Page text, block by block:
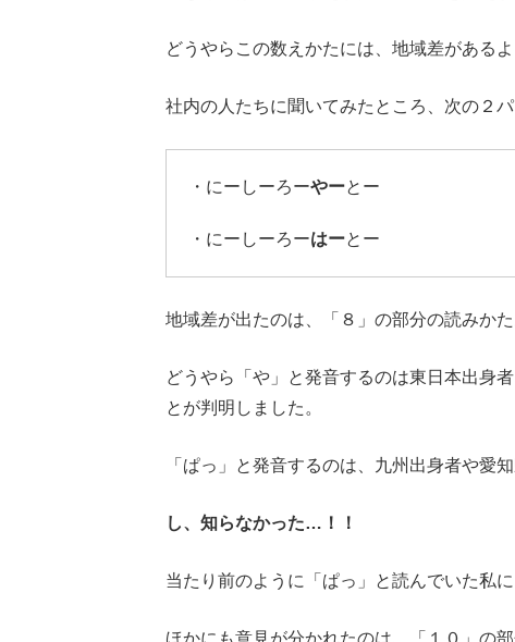
どうやらこの数えかたには、地域差があるよ
社内の人たちに聞いてみたところ、次の２
・にーしーろーやーとー
・にーしーろーはーとー
地域差が出たのは、「８」の部分の読みかた
どうやら「や」と発音するのは東日本出身
とが判明しました。
「ぱっ」と発音するのは、九州出身者や愛
し、知らなかった…！！
当たり前のように「ぱっ」と読んでいた私
ほかにも意見が分かれたのは、「１０」の